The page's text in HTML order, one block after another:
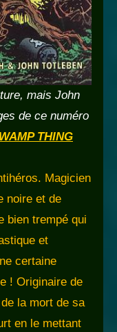
mais John
de ce numéro
THING
Magicien
noire et de
bien trempé qui
et
certaine
! Originaire de
la mort de sa
en le mettant